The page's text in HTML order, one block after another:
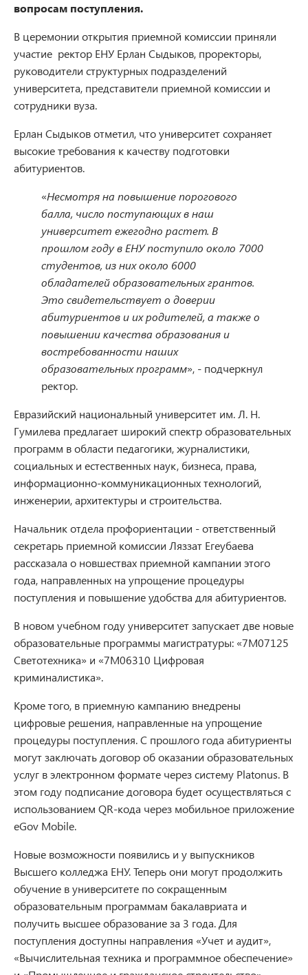
вопросам поступления.
В церемонии открытия приемной комиссии приняли
участие ректор ЕНУ Ерлан Сыдыков, проректоры,
руководители структурных подразделений
университета, представители приемной комиссии и
сотрудники вуза.
Ерлан Сыдыков отметил, что университет сохраняет
высокие требования к качеству подготовки
абитуриентов.
«Несмотря на повышение порогового
балла, число поступающих в наш
университет ежегодно растет. В
прошлом году в ЕНУ поступило около 7000
студентов, из них около 6000
обладателей образовательных грантов.
Это свидетельствует о доверии
абитуриентов и их родителей, а также о
повышении качества образования и
востребованности наших
образовательных программ», - подчеркнул
ректор.
Евразийский национальный университет им. Л. Н.
Гумилева предлагает широкий спектр образовательных
программ в области педагогики, журналистики,
социальных и естественных наук, бизнеса, права,
информационно-коммуникационных технологий,
инженерии, архитектуры и строительства.
Начальник отдела профориентации - ответственный
секретарь приемной комиссии Ляззат Егеубаева
рассказала о новшествах приемной кампании этого
года, направленных на упрощение процедуры
поступления и повышение удобства для абитуриентов.
В новом учебном году университет запускает две новые
образовательные программы магистратуры: «7М07125
Светотехника» и «7М06310 Цифровая
криминалистика».
Кроме того, в приемную кампанию внедрены
цифровые решения, направленные на упрощение
процедуры поступления. С прошлого года абитуриенты
могут заключать договор об оказании образовательных
услуг в электронном формате через систему Platonus. В
этом году подписание договора будет осуществляться с
использованием QR-кода через мобильное приложение
eGov Mobile.
Новые возможности появились и у выпускников
Высшего колледжа ЕНУ. Теперь они могут продолжить
обучение в университете по сокращенным
образовательным программам бакалавриата и
получить высшее образование за 3 года. Для
поступления доступны направления «Учет и аудит»,
«Вычислительная техника и программное обеспечение»